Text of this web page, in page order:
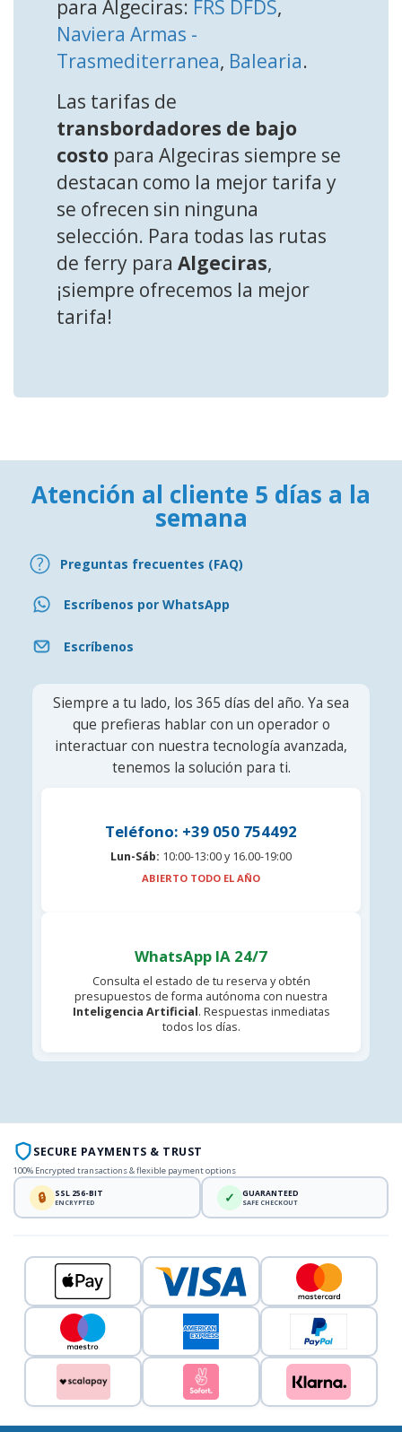
para Algeciras: FRS DFDS,
Naviera Armas -
Trasmediterranea, Balearia.
Las tarifas de
transbordadores de bajo
costo para Algeciras siempre se
destacan como la mejor tarifa y
se ofrecen sin ninguna
selección. Para todas las rutas
de ferry para Algeciras,
¡siempre ofrecemos la mejor
tarifa!
Atención al cliente 5 días a la
semana
Preguntas frecuentes (FAQ)
Escríbenos por WhatsApp
Escríbenos
Siempre a tu lado, los 365 días del año. Ya sea
que prefieras hablar con un operador o
interactuar con nuestra tecnología avanzada,
tenemos la solución para ti.
Teléfono: +39 050 754492
Lun-Sáb: 10:00-13:00 y 16.00-19:00
ABIERTO TODO EL AÑO
WhatsApp IA 24/7
Consulta el estado de tu reserva y obtén
presupuestos de forma autónoma con nuestra
Inteligencia Artificial. Respuestas inmediatas
todos los días.
SECURE PAYMENTS & TRUST
100% Encrypted transactions & flexible payment options
🔒 SSL 256-BIT
ENCRYPTED ✓ GUARANTEED
SAFE CHECKOUT